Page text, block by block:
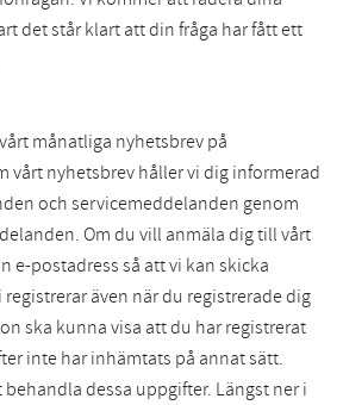
det står klart att din fråga har fått ett
månatliga nyhetsbrev på
vårt nyhetsbrev håller vi dig informerad
och servicemeddelanden genom
Om du vill anmäla dig till vårt
e-postadress så att vi kan skicka
även när du registrerade dig
ska kunna visa att du har registrerat
inte har inhämtats på annat sätt.
dessa uppgifter. Längst ner i